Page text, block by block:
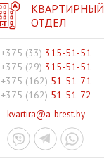
КВАРТИРНЫЙ
ОТДЕЛ
+375 (33) 315-51-51
+375 (29) 315-51-51
+375 (162) 51-51-71
+375 (162) 51-51-72
kvartira@a-brest.by